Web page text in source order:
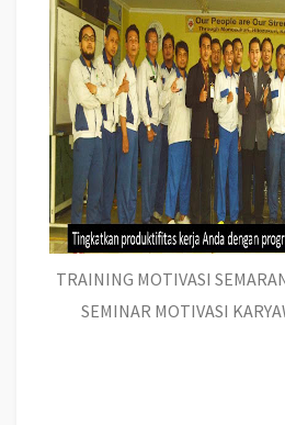
TRAINING MOTIVASI
SEMINAR MOTIVASI